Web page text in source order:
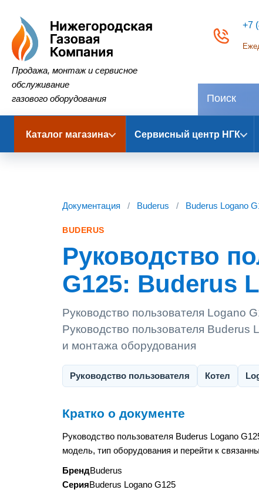
Нижегородская Газовая Компания
Продажа, монтаж и сервисное
обслуживание
газового оборудования
+7
Каталог магазина Сервисный центр НГК
Документация / Buderus / Buderus Logano
BUDERUS
Руководство
G125: Buderus
Руководство пользователя Logano
Руководство пользователя Buderus
и монтажа оборудования
Руководство пользователя Котел
Кратко о документе
Руководство пользователя Buderus Logano
модель, тип оборудования и перейти к
БрендBuderus
СерияBuderus Logano G125